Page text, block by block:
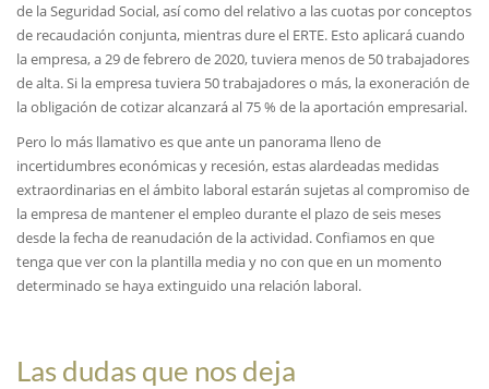
de la Seguridad Social, así como del relativo a las cuotas por conceptos
de recaudación conjunta, mientras dure el ERTE. Esto aplicará cuando
la empresa, a 29 de febrero de 2020, tuviera menos de 50 trabajadores
de alta. Si la empresa tuviera 50 trabajadores o más, la exoneración de
la obligación de cotizar alcanzará al 75 % de la aportación empresarial.
Pero lo más llamativo es que ante un panorama lleno de
incertidumbres económicas y recesión, estas alardeadas medidas
extraordinarias en el ámbito laboral estarán sujetas al compromiso de
la empresa de mantener el empleo durante el plazo de seis meses
desde la fecha de reanudación de la actividad. Confiamos en que
tenga que ver con la plantilla media y no con que en un momento
determinado se haya extinguido una relación laboral.
Las dudas que nos deja